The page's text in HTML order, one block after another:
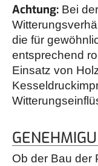
Achtung: Bei
die für
entsprechend
Einsatz von
Ob der Bau der